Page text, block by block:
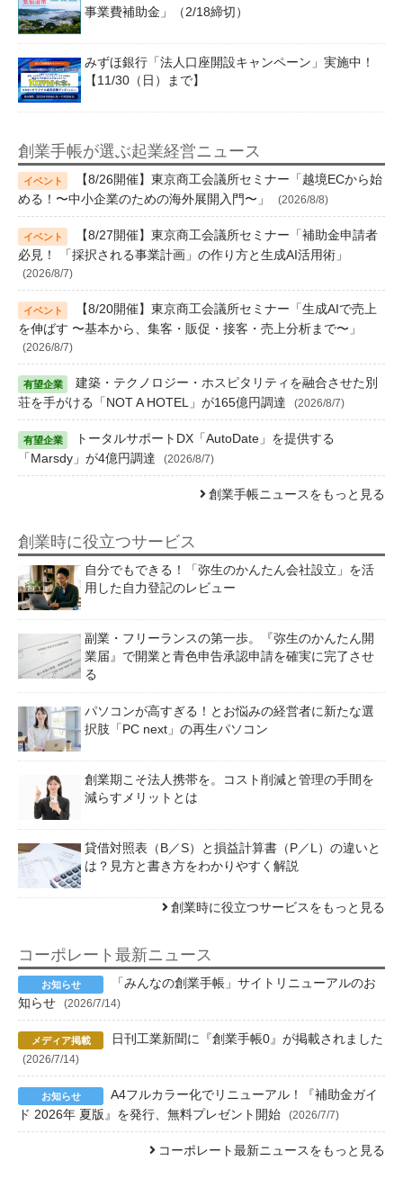
事業費補助金」（2/18締切）
みずほ銀行「法人口座開設キャンペーン」実施中！
【11/30（日）まで】
創業手帳が選ぶ起業経営ニュース
【8/26開催】東京商工会議所セミナー「越境ECから始
める！〜中小企業のための海外展開入門〜」
(2026/8/8)
【8/27開催】東京商工会議所セミナー「補助金申請者
必見！ 「採択される事業計画」の作り方と生成AI活用術」
(2026/8/7)
【8/20開催】東京商工会議所セミナー「生成AIで売上
を伸ばす 〜基本から、集客・販促・接客・売上分析まで〜」
(2026/8/7)
建築・テクノロジー・ホスピタリティを融合させた別
荘を手がける「NOT A HOTEL」が165億円調達
(2026/8/7)
トータルサポートDX「AutoDate」を提供する
「Marsdy」が4億円調達
(2026/8/7)
創業手帳ニュースをもっと見る
創業時に役立つサービス
自分でもできる！「弥生のかんたん会社設立」を活
用した自力登記のレビュー
副業・フリーランスの第一歩。『弥生のかんたん開
業届』で開業と青色申告承認申請を確実に完了させ
る
パソコンが高すぎる！とお悩みの経営者に新たな選
択肢「PC next」の再生パソコン
創業期こそ法人携帯を。コスト削減と管理の手間を
減らすメリットとは
貸借対照表（B／S）と損益計算書（P／L）の違いと
は？見方と書き方をわかりやすく解説
創業時に役立つサービスをもっと見る
コーポレート最新ニュース
「みんなの創業手帳」サイトリニューアルのお
知らせ
(2026/7/14)
日刊工業新聞に『創業手帳0』が掲載されました
(2026/7/14)
A4フルカラー化でリニューアル！『補助金ガイ
ド 2026年 夏版』を発行、無料プレゼント開始
(2026/7/7)
コーポレート最新ニュースをもっと見る